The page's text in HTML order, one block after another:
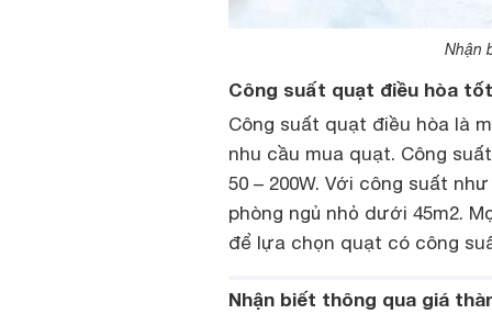
Nhận
Công suất quạt điều hòa tốt
Công suất quạt điều hòa là
nhu cầu mua quạt. Công
50 – 200W. Với công suất
phòng ngủ nhỏ dưới 45m2.
để lựa chọn quạt có công
Nhận biết thông qua giá